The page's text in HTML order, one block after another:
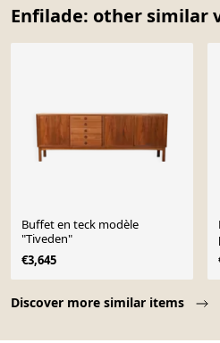
Enfilade: other similar
Discover more similar items
Buffet en teck modèle
"Tiveden"
€3,645